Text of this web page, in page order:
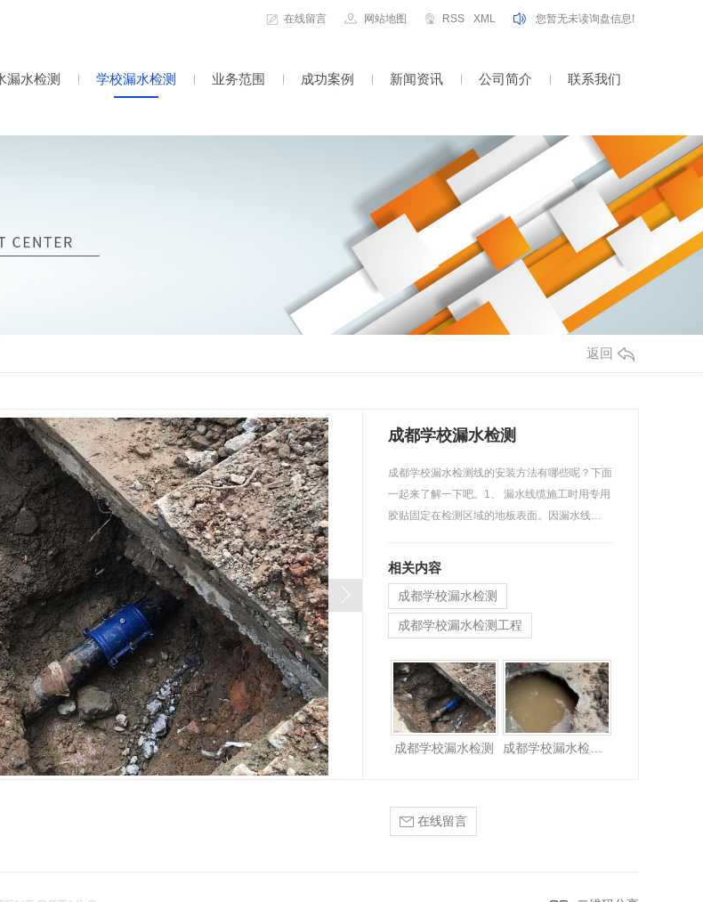
在线留言 网站地图 RSS XML 您暂无未读询盘信息!
漏水检测 学校漏水检测 业务范围 成功案例 新闻资讯 公司简介 联系我们
返回
成都学校漏水检测
成都学校漏水检测线的安装方法有哪些呢？下面
一起来了解一下吧。1、 漏水线缆施工时用专用
胶贴固定在检测区域的地板表面。因漏水线…
相关内容
成都学校漏水检测
成都学校漏水检测工程
成都学校漏水检测
在线留言